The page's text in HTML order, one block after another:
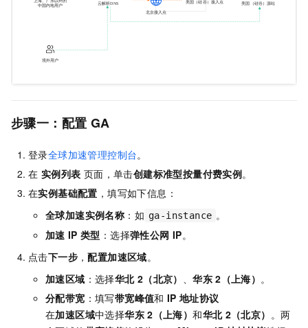
步骤一：配置 GA
登录全球加速管理控制台。
在 实例列表 页面，单击创建标准型按量付费实例。
在实例基础配置 ，填写如下信息：
全球加速实例名称 ：如 ga-instance 。
加速 IP 类型 ：选择弹性公网 IP。
点击下一步 ，配置加速区域。
加速区域 ：选择华北 2（北京） 、华东 2（上海） 。
分配带宽 ：填写带宽峰值和 IP 地址协议
在加速区域中选择华东 2（上海）和华北 2（北京） 。两